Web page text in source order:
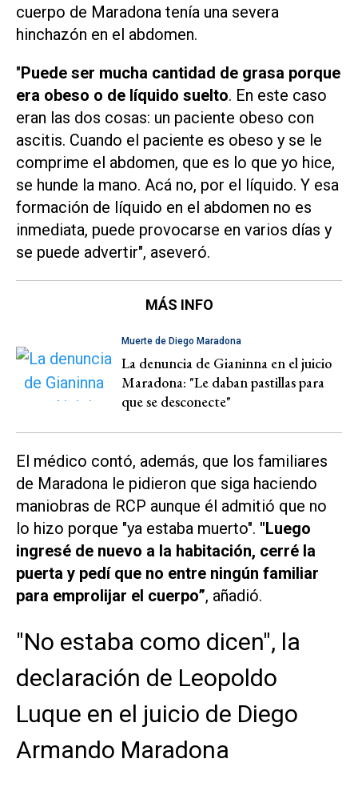
cuerpo de Maradona tenía una severa
hinchazón en el abdomen.
"Puede ser mucha cantidad de grasa porque
era obeso o de líquido suelto. En este caso
eran las dos cosas: un paciente obeso con
ascitis. Cuando el paciente es obeso y se le
comprime el abdomen, que es lo que yo hice,
se hunde la mano. Acá no, por el líquido. Y esa
formación de líquido en el abdomen no es
inmediata, puede provocarse en varios días y
se puede advertir", aseveró.
MÁS INFO
Muerte de Diego Maradona
La denuncia de Gianinna en el juicio
Maradona: "Le daban pastillas para
que se desconecte"
El médico contó, además, que los familiares
de Maradona le pidieron que siga haciendo
maniobras de RCP aunque él admitió que no
lo hizo porque "ya estaba muerto". "Luego
ingresé de nuevo a la habitación, cerré la
puerta y pedí que no entre ningún familiar
para emprolijar el cuerpo”, añadió.
"No estaba como dicen", la
declaración de Leopoldo
Luque en el juicio de Diego
Armando Maradona